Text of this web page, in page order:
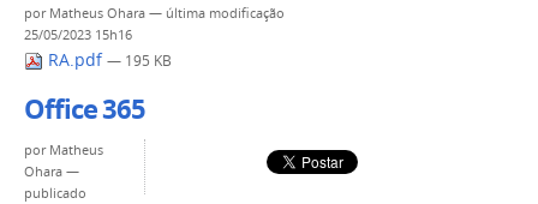
por Matheus Ohara — última modificação
25/05/2023 15h16
RA.pdf — 195 KB
Office 365
por Matheus
Ohara —
publicado